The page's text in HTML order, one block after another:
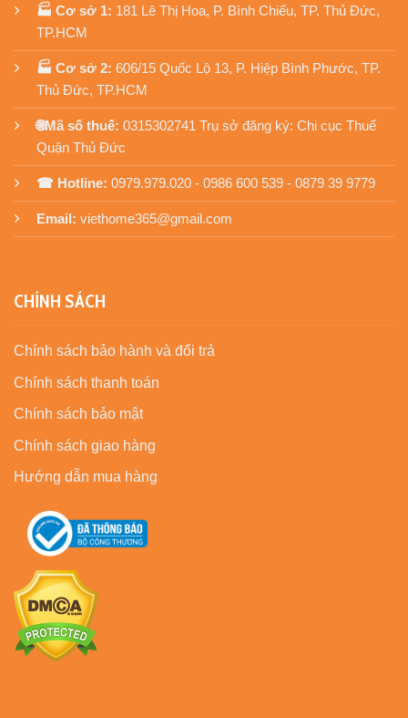
🏭 Cơ sở 1: 181 Lê Thị Hoa, P. Bình Chiểu, TP. Thủ Đức,
TP.HCM
🏭 Cơ sở 2: 606/15 Quốc Lộ 13, P. Hiệp Bình Phước, TP.
Thủ Đức, TP.HCM
🌐Mã số thuế: 0315302741 Trụ sở đăng ký: Chi cục Thuế
Quận Thủ Đức
☎ Hotline: 0979.979.020 - 0986 600 539 - 0879 39 9779
Email: viethome365@gmail.com
CHÍNH SÁCH
Chính sách bảo hành và đổi trả
Chính sách thanh toán
Chính sách bảo mật
Chính sách giao hàng
Hướng dẫn mua hàng